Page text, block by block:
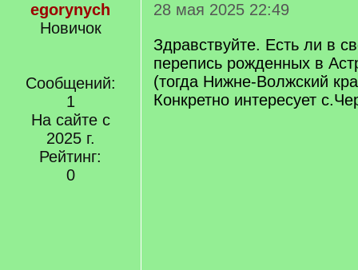
egorynych
Новичок
Сообщений:
1
На сайте с
2025 г.
Рейтинг:
0
28 мая 2025 22:49
Здравствуйте. Есть ли в
перепись рожденных в
(тогда Нижне-Волжский
Конкретно интересует